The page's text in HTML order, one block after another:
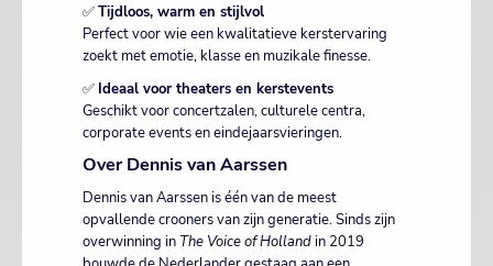
✅Tijdloos, warm en stijlvol
Perfect voor wie een kwalitatieve kerstervaring
zoekt met emotie, klasse en muzikale finesse.
✅ Ideaal voor theaters en kerstevents
Geschikt voor concertzalen, culturele centra,
corporate events en eindejaarsvieringen.
Over Dennis van Aarssen
Dennis van Aarssen is één van de meest
opvallende crooners van zijn generatie. Sinds zijn
overwinning in The Voice of Hollandin 2019